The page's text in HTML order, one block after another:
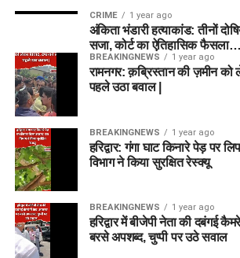
CRIME 1 year ago
अंकिता भंडारी हत्याकांड: तीनों
सजा, कोर्ट का ऐतिहासिक फैसला…
BREAKINGNEWS 1 year ago
रामनगर: क़ब्रिस्तान की ज़मीन को
पहले उठा बवाल |
BREAKINGNEWS 1 year ago
हरिद्वार: गंगा घाट किनारे पेड़ पर
विभाग ने किया सुरक्षित रेस्क्यू
BREAKINGNEWS 1 year ago
हरिद्वार में बीजेपी नेता की दबंगई
बरसे अपशब्द, चुप्पी पर उठे सवाल